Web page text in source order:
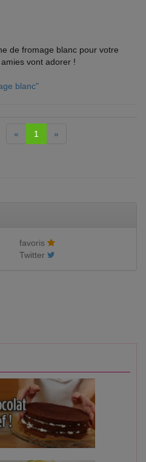
de fromage blanc pour votre
vont adorer !
blanc"
« 1 »
favoris
Twitter